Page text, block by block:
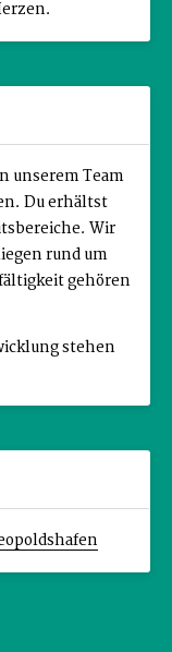
unserem Team
Du erhältst
Wir
rund um
gehören
stehen